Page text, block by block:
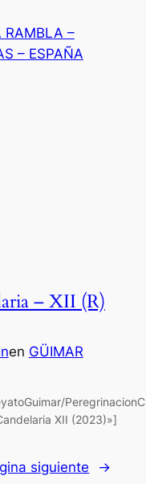
RAMBLA –
– ESPAÑA
– XII (R)
en GÜIMAR
XII (2023)»]
siguiente →